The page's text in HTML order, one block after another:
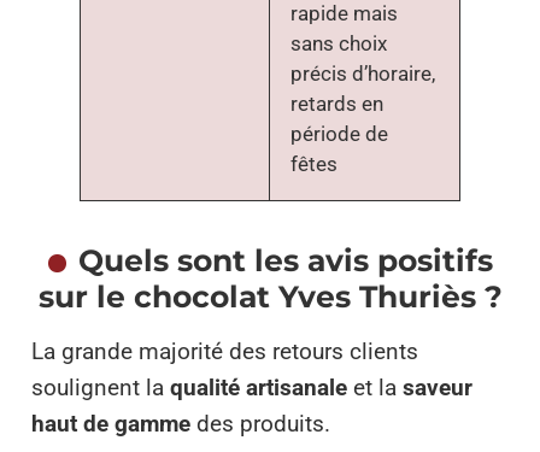
rapide mais
sans choix
précis d’horaire,
retards en
période de
fêtes
Quels sont les avis positifs
sur le chocolat Yves Thuriès ?
La grande majorité des retours clients
soulignent la qualité artisanale et la saveur
haut de gamme des produits.